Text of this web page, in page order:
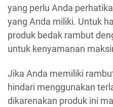
yang perlu Anda
yang Anda miliki. Untuk
produk bedak rambut
untuk kenyamanan
Jika Anda memiliki
hindari menggunakan
dikarenakan produk ini